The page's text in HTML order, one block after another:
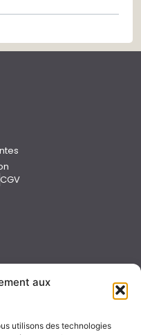
aux
utilisons des technologies
CGV